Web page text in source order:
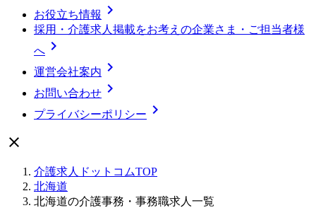
お役立ち情報 
採用・介護求人掲載をお考えの企業さま・ご担当者様
へ 
運営会社案内 
お問い合わせ 
プライバシーポリシー 

介護求人ドットコムTOP
北海道
北海道の介護事務・事務職求人一覧